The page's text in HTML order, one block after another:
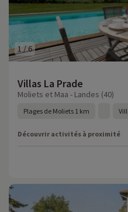
1/6
Villas La Prade
Moliets et Maa - Landes (40)
Plages de Moliets 1 km
Découvrir activités à proximité